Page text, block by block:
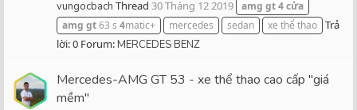
vungocbach Thread 30 Tháng 12 2019 amg gt4cửa
amg gt63 s 4matic+ mercedes sedan xe thể thao Trả
lời: 0 Forum:MERCEDES BENZ
Mercedes-AMG GT 53 - xe thể thao cao cấp "giá
mềm"